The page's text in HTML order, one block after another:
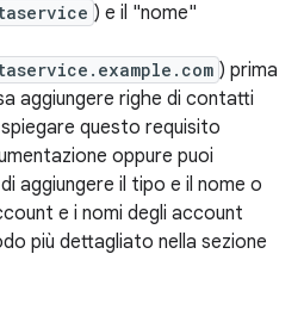
) e il "nome"
) prima
aggiungere righe di contatti
questo requisito
oppure puoi
aggiungere il tipo e il nome o
e i nomi degli account
più dettagliato nella sezione